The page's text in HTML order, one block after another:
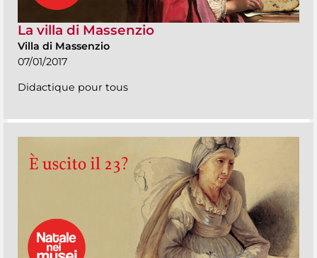
La villa di Massenzio
Villa di Massenzio
07/01/2017
Didactique pour tous